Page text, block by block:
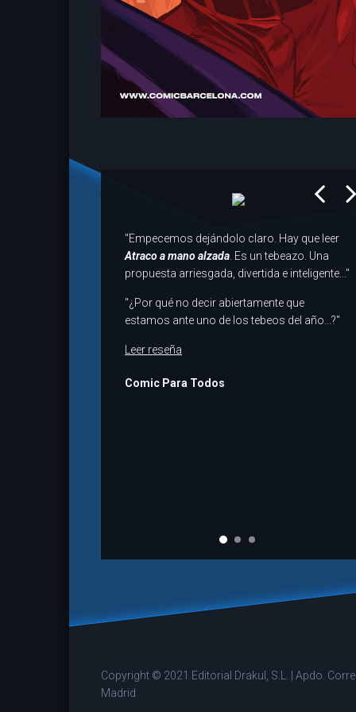
"Empecemos dejándolo claro. Hay que leer
Atraco a mano alzada . Es un tebeazo. Una
propuesta arriesgada, divertida e inteligente..."
"¿Por qué no decir abiertamente que
estamos ante uno de los tebeos del año...?"
Leer reseña
Comic Para Todos
Copyright © 2021 Editorial Drakul, S.L. | Apdo.
Madrid